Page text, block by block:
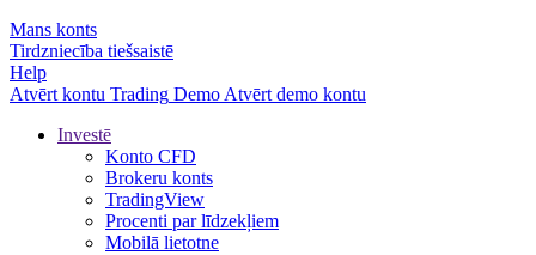
Mans konts
Tirdzniecība tiešsaistē
Help
Atvērt kontu Trading Demo Atvērt demo kontu
Investē
Konto CFD
Brokeru konts
TradingView
Procenti par līdzekļiem
Mobilā lietotne